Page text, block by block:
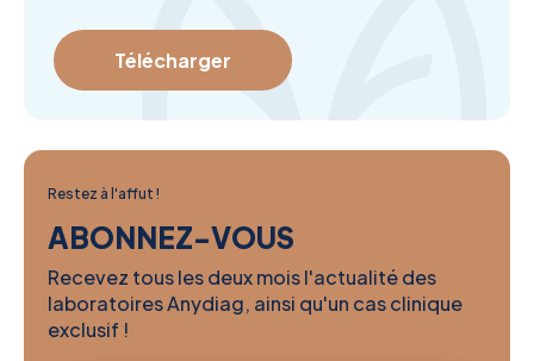
Télécharger
Restez à l'affut !
ABONNEZ-VOUS
Recevez tous les deux mois l'actualité des
laboratoires Anydiag, ainsi qu'un cas clinique
exclusif !